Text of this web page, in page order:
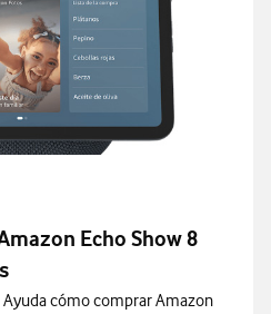
Echo Show 8
cómo comprar Amazon